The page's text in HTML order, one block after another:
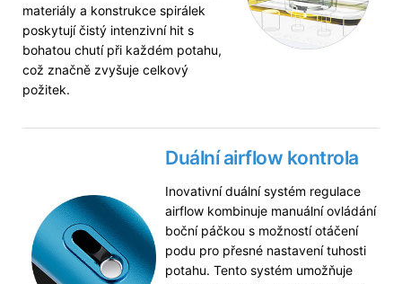
materiály a konstrukce spirálek
poskytují čistý intenzivní hit s
bohatou chutí při každém potahu,
což značně zvyšuje celkový
požitek.
Duální airflow kontrola
Inovativní duální systém regulace
airflow kombinuje manuální ovládání
boční páčkou s možností otáčení
podu pro přesné nastavení tuhosti
potahu. Tento systém umožňuje